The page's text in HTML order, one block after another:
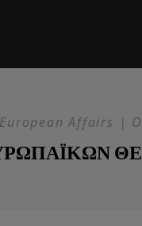
Η EEAS και η
Affairs |